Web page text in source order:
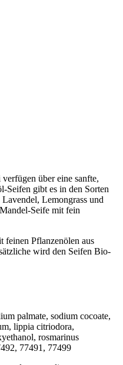
über eine sanfte,
Seifen gibt es in den Sorten
Lemongrass und
Seife mit fein
feinen Pflanzenölen aus
wird den Seifen Bio-
palmate, sodium cocoate,
lippia citriodora,
rosmarinus
77491, 77499